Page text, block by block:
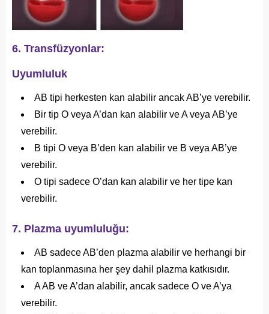
6. Transfüzyonlar:
Uyumluluk
AB tipi herkesten kan alabilir ancak AB’ye verebilir.
Bir tip O veya A’dan kan alabilir ve A veya AB’ye
verebilir.
B tipi O veya B’den kan alabilir ve B veya AB’ye
verebilir.
O tipi sadece O’dan kan alabilir ve her tipe kan
verebilir.
7. Plazma uyumluluğu:
AB sadece AB’den plazma alabilir ve herhangi bir
kan toplanmasına her şey dahil plazma katkısıdır.
A AB ve A’dan alabilir, ancak sadece O ve A’ya
verebilir.